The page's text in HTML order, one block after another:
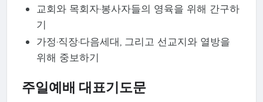
교회와 목회자·봉사자들의 영육을 위해 간구하
기
가정·직장·다음세대, 그리고 선교지와 열방을
위해 중보하기
주일예배 대표기도문